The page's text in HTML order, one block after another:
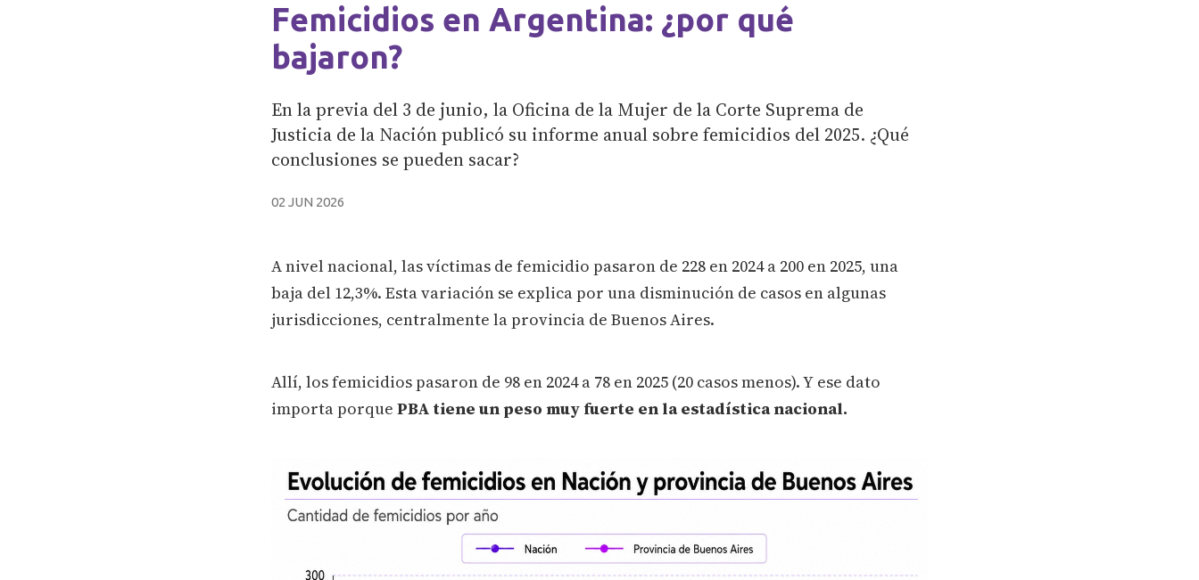
Femicidios en Argentina: ¿por qué
bajaron?
En la previa del 3 de junio, la Oficina de la Mujer de la Corte Suprema de
Justicia de la Nación publicó su informe anual sobre femicidios del 2025. ¿Qué
conclusiones se pueden sacar?
02 JUN 2026
A nivel nacional, las víctimas de femicidio pasaron de 228 en 2024 a 200 en 2025, una
baja del 12,3%. Esta variación se explica por una disminución de casos en algunas
jurisdicciones, centralmente la provincia de Buenos Aires.
Allí, los femicidios pasaron de 98 en 2024 a 78 en 2025 (20 casos menos). Y ese dato
importa porque PBA tiene un peso muy fuerte en la estadística nacional.